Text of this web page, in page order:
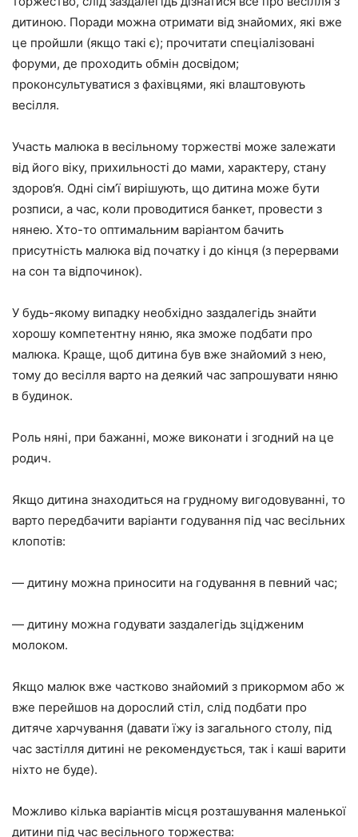
дитиною. Поради можна отримати від знайомих, які вже
це пройшли (якщо такі є); прочитати спеціалізовані
форуми, де проходить обмін досвідом;
проконсультуватися з фахівцями, які влаштовують
весілля.
Участь малюка в весільному торжестві може залежати
від його віку, прихильності до мами, характеру, стану
здоров’я. Одні сім’ї вирішують, що дитина може бути
розписи, а час, коли проводитися банкет, провести з
нянею. Хто-то оптимальним варіантом бачить
присутність малюка від початку і до кінця (з перервами
на сон та відпочинок).
У будь-якому випадку необхідно заздалегідь знайти
хорошу компетентну няню, яка зможе подбати про
малюка. Краще, щоб дитина був вже знайомий з нею,
тому до весілля варто на деякий час запрошувати няню
в будинок.
Роль няні, при бажанні, може виконати і згодний на це
родич.
Якщо дитина знаходиться на грудному вигодовуванні, то
варто передбачити варіанти годування під час весільних
клопотів:
— дитину можна приносити на годування в певний час;
— дитину можна годувати заздалегідь зцідженим
молоком.
Якщо малюк вже частково знайомий з прикормом або ж
вже перейшов на дорослий стіл, слід подбати про
дитяче харчування (давати їжу із загального столу, під
час застілля дитині не рекомендується, так і каші варити
ніхто не буде).
Можливо кілька варіантів місця розташування маленької
дитини під час весільного торжества: